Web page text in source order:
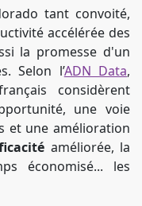
tant convoité,
accélérée des
la promesse d'un
Selon l’ADN Data,
considèrent
une voie
et une amélioration
améliorée, la
économisé... les